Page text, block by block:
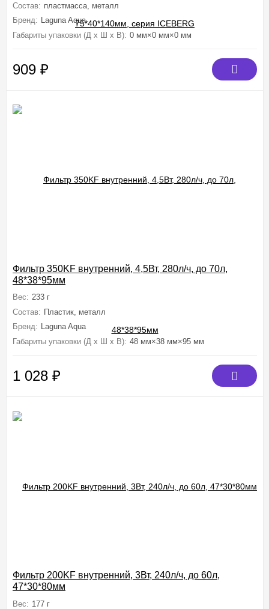
Состав: пластмасса, металл
Бренд: Laguna Aqua
Габариты упаковки (Д х Ш х В): 0 мм×0 мм×0 мм
909 ₽
Фильтр 350KF внутренний, 4,5Вт, 280л/ч, до 70л,
48*38*95мм
Вес: 233 г
Состав: Пластик, металл
Бренд: Laguna Aqua
Габариты упаковки (Д х Ш х В): 48 мм×38 мм×95 мм
1 028 ₽
Фильтр 200KF внутренний, 3Вт, 240л/ч, до 60л,
47*30*80мм
Вес: 177 г